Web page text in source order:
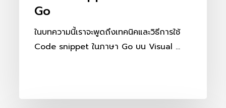
Go
ในบทความนี้เราจะพูดถึงเทคนิคและวิธีการใช้
Code snippet ในภาษา Go บน Visual …